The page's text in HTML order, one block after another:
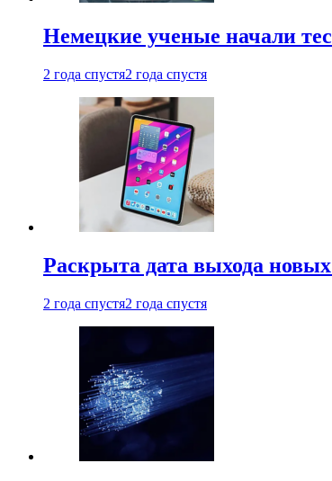
Немецкие ученые начали
2 года спустя2 года спустя
Раскрыта дата выхода
2 года спустя2 года спустя